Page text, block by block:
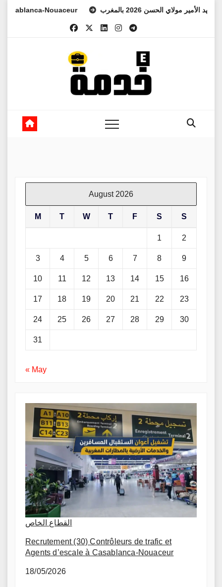
Nouaceur العهد الأمير مولاي الحسن 2026 بالمغرب
August 2026
M T W T F S S
1 2
3 4 5 6 7 8 9
10 11 12 13 14 15 16
17 18 19 20 21 22 23
24 25 26 27 28 29 30
31
« May
القطاع الخاص
Recrutement (30) Contrôleurs de trafic et
Agents d’escale à Casablanca-Nouaceur
18/05/2026